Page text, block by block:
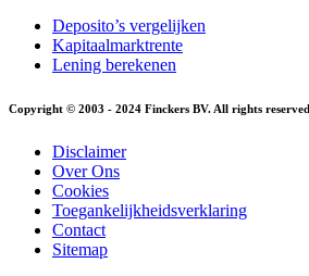
Deposito’s vergelijken
Kapitaalmarktrente
Lening berekenen
Copyright © 2003 - 2024 Finckers BV. All rights reserved
Disclaimer
Over Ons
Cookies
Toegankelijkheidsverklaring
Contact
Sitemap